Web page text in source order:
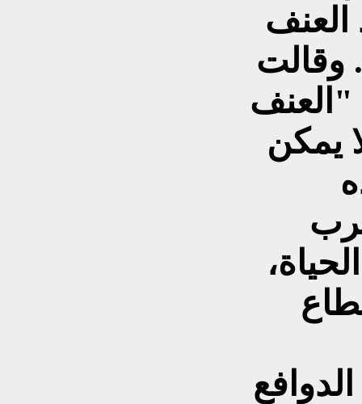
العنف
وقالت
"العنف
يمكن